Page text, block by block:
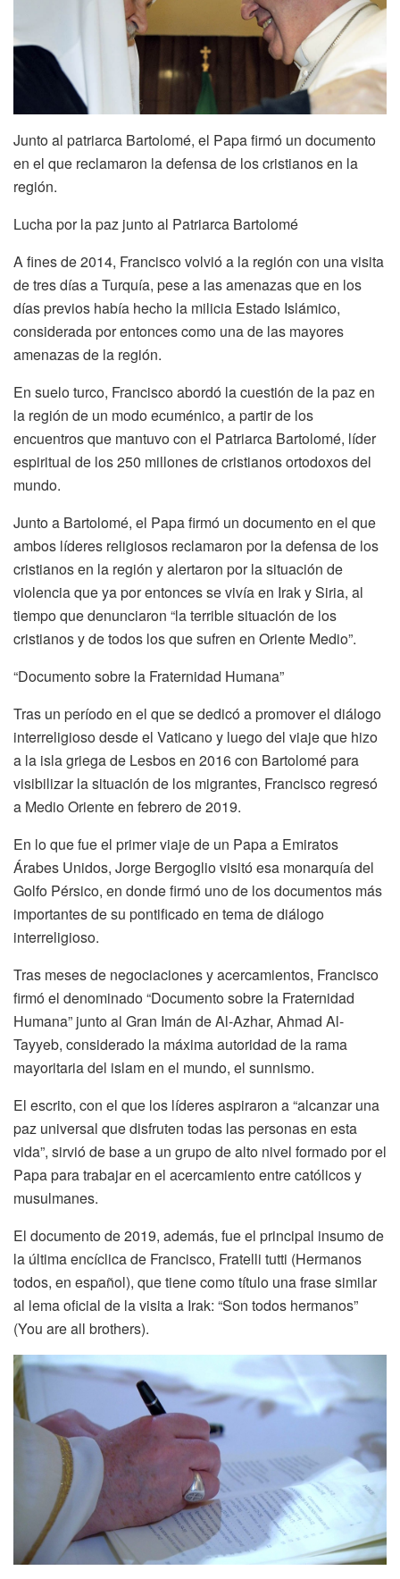
Junto al patriarca Bartolomé, el Papa firmó un documento
en el que reclamaron la defensa de los cristianos en la
región.
Lucha por la paz junto al Patriarca Bartolomé
A fines de 2014, Francisco volvió a la región con una visita
de tres días a Turquía, pese a las amenazas que en los
días previos había hecho la milicia Estado Islámico,
considerada por entonces como una de las mayores
amenazas de la región.
En suelo turco, Francisco abordó la cuestión de la paz en
la región de un modo ecuménico, a partir de los
encuentros que mantuvo con el Patriarca Bartolomé, líder
espiritual de los 250 millones de cristianos ortodoxos del
mundo.
Junto a Bartolomé, el Papa firmó un documento en el que
ambos líderes religiosos reclamaron por la defensa de los
cristianos en la región y alertaron por la situación de
violencia que ya por entonces se vivía en Irak y Siria, al
tiempo que denunciaron “la terrible situación de los
cristianos y de todos los que sufren en Oriente Medio”.
“Documento sobre la Fraternidad Humana”
Tras un período en el que se dedicó a promover el diálogo
interreligioso desde el Vaticano y luego del viaje que hizo
a la isla griega de Lesbos en 2016 con Bartolomé para
visibilizar la situación de los migrantes, Francisco regresó
a Medio Oriente en febrero de 2019.
En lo que fue el primer viaje de un Papa a Emiratos
Árabes Unidos, Jorge Bergoglio visitó esa monarquía del
Golfo Pérsico, en donde firmó uno de los documentos más
importantes de su pontificado en tema de diálogo
interreligioso.
Tras meses de negociaciones y acercamientos, Francisco
firmó el denominado “Documento sobre la Fraternidad
Humana” junto al Gran Imán de Al-Azhar, Ahmad Al-
Tayyeb, considerado la máxima autoridad de la rama
mayoritaria del islam en el mundo, el sunnismo.
El escrito, con el que los líderes aspiraron a “alcanzar una
paz universal que disfruten todas las personas en esta
vida”, sirvió de base a un grupo de alto nivel formado por el
Papa para trabajar en el acercamiento entre católicos y
musulmanes.
El documento de 2019, además, fue el principal insumo de
la última encíclica de Francisco, Fratelli tutti (Hermanos
todos, en español), que tiene como título una frase similar
al lema oficial de la visita a Irak: “Son todos hermanos”
(You are all brothers).